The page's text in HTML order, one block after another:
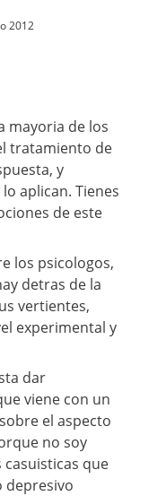
2012
mayoria de los
tratamiento de
y
aplican. Tienes
de este
los psicologos,
detras de la
vertientes,
experimental y
dar
viene con un
el aspecto
no soy
casuisticas que
depresivo